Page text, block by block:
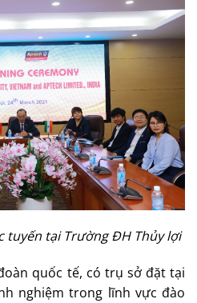
tuyến tại Trường ĐH Thủy lợi
quốc tế, có trụ sở đặt tại
nghiệm trong lĩnh vực đào